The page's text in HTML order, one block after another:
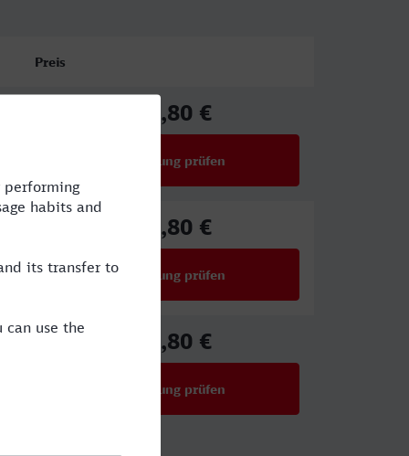
Preis
25,80 €
Verbindung prüfen
25,80 €
Verbindung prüfen
25,80 €
Verbindung prüfen